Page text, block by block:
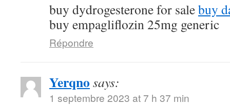
buy dydrogesterone for salebuy
buy empagliflozin 25mg generic
Répondre
Yerqno says:
1 septembre 2023 at 7 h 37 min